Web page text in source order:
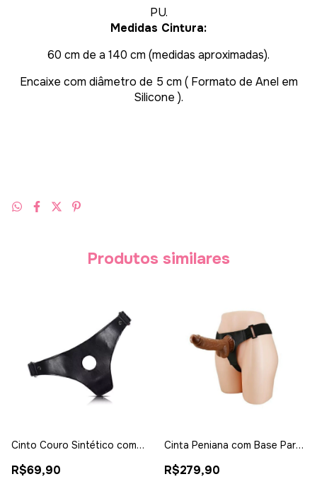
PU.
Medidas Cintura:
60 cm de a 140 cm (medidas aproximadas).
Encaixe com diâmetro de 5 cm ( Formato de Anel em
Silicone ).
Produtos similares
Cinto Couro Sintético com
R$69,90
Cinta Peniana com Base Para
R$279,90